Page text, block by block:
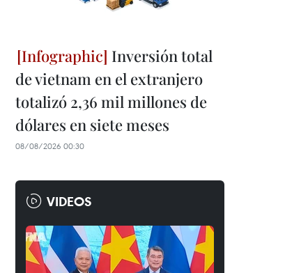
Inversión total
de vietnam en el extranjero
totalizó 2,36 mil millones de
dólares en siete meses
08/08/2026 00:30
VIDEOS